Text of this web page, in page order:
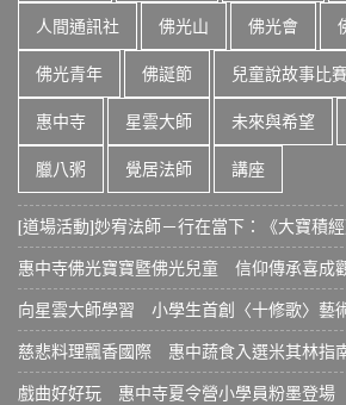
人間通訊社 佛光山 佛光會
佛光青年 佛誕節 兒童說故事比
惠中寺 星雲大師 未來與希望
臘八粥 覺居法師 講座
[道場活動]妙宥法師－行在當下：《大寶積
惠中寺佛光寶寶暨佛光兒童 信仰傳承喜成
向星雲大師學習 小學生首創〈十修歌〉藝
慈悲料理飄香國際 惠中蔬食入選米其林指
戲曲好好玩 惠中寺夏令營小學員粉墨登場